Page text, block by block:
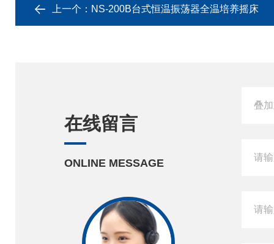
上一个： NS-200B台式恒温振荡器全温培养摇床
在线留言
ONLINE MESSAGE